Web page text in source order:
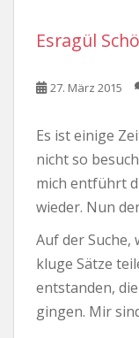
Esragül
27. März 2015
Es ist einige
nicht so
mich entführt
wieder. Nun
Auf der Suche,
kluge Sätze
entstanden,
gingen. Mir